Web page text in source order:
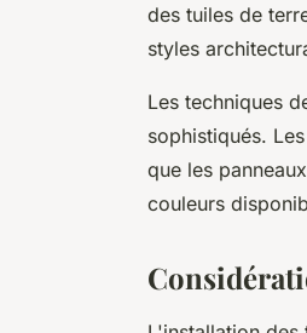
des tuiles de
styles
Les techniques
sophistiqués.
que les
couleurs